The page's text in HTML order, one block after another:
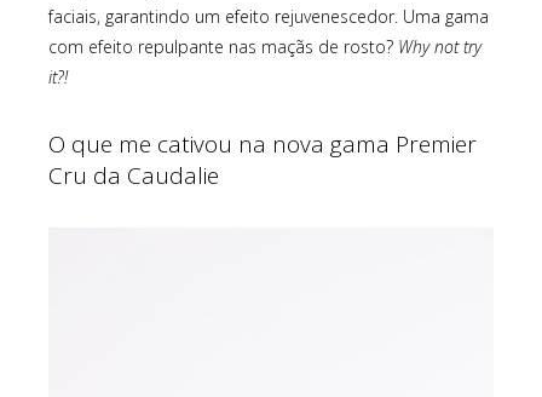
faciais, garantindo um efeito rejuvenescedor. Uma gama
com efeito repulpante nas maçãs de rosto? Why not try
it?!
O que me cativou na nova gama Premier
Cru da Caudalie